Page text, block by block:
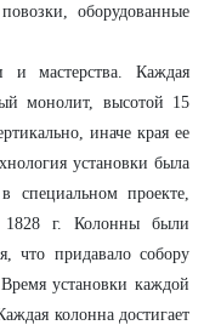
оборудованные
и мастерства. Каждая
монолит, высотой 15
иначе края ее
установки была
специальном проекте,
г. Колонны были
что придавало собору
установки каждой
колонна достигает